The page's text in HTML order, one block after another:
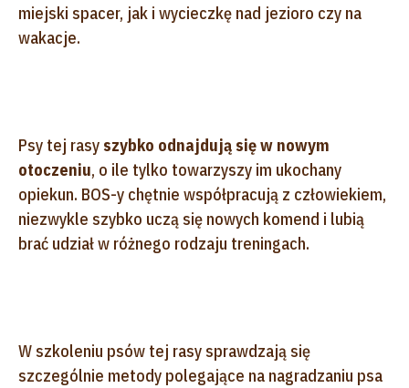
miejski spacer, jak i wycieczkę nad jezioro czy na
wakacje.
Psy tej rasyszybko odnajdują się w nowym
otoczeniu, o ile tylko towarzyszy im ukochany
opiekun. BOS-y chętnie współpracują z człowiekiem,
niezwykle szybko uczą się nowych komend i lubią
brać udział w różnego rodzaju treningach.
W szkoleniu psów tej rasy sprawdzają się
szczególnie metody polegające na nagradzaniu psa